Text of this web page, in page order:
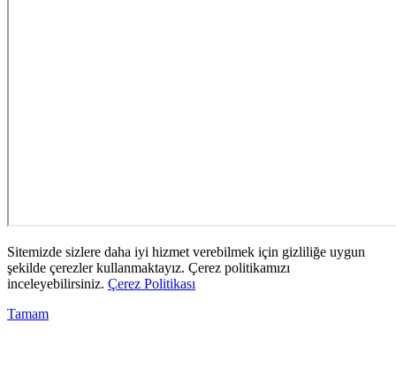
Sitemizde sizlere daha iyi hizmet verebilmek için gizliliğe uygun
şekilde çerezler kullanmaktayız. Çerez politikamızı
inceleyebilirsiniz. Çerez Politikası
Tamam